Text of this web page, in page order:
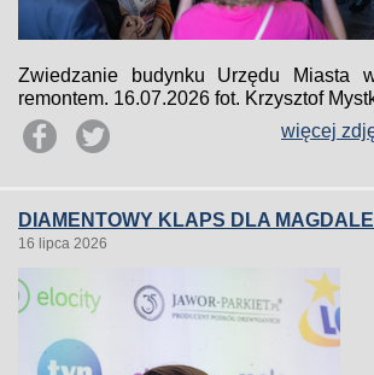
Zwiedzanie budynku Urzędu Miasta
remontem. 16.07.2026 fot. Krzysztof
więcej
DIAMENTOWY KLAPS DLA
16 lipca 2026